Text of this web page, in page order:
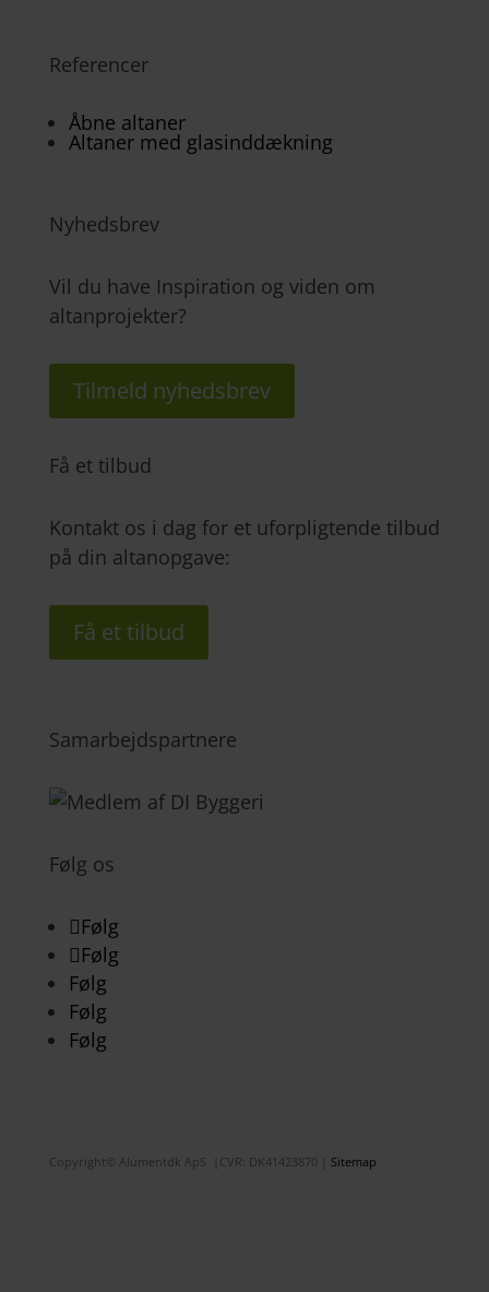
Referencer
Åbne altaner
Altaner med glasinddækning
Nyhedsbrev
Vil du have Inspiration og viden om
altanprojekter?
Tilmeld nyhedsbrev
Få et tilbud
Kontakt os i dag for et uforpligtende tilbud
på din altanopgave:
Få et tilbud
Samarbejdspartnere
Følg os
Følg
Følg
Følg
Følg
Følg
Copyright© Alumentdk ApS |CVR: DK41423870 | Sitemap